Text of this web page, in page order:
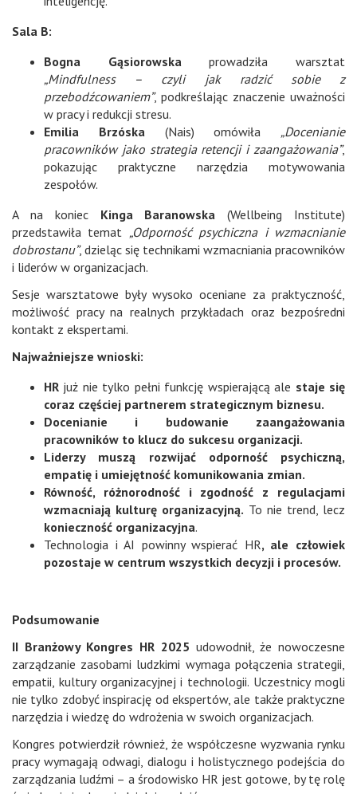
Sala B:
Bogna Gąsiorowska prowadziła warsztat
„Mindfulness – czyli jak radzić sobie z
przebodźcowaniem”, podkreślając znaczenie uważności
w pracy i redukcji stresu.
Emilia Brzóska (Nais) omówiła „Docenianie
pracowników jako strategia retencji i zaangażowania”,
pokazując praktyczne narzędzia motywowania
zespołów.
A na koniec Kinga Baranowska (Wellbeing Institute)
przedstawiła temat „Odporność psychiczna i wzmacnianie
dobrostanu”, dzieląc się technikami wzmacniania pracowników
i liderów w organizacjach.
Sesje warsztatowe były wysoko oceniane za praktyczność,
możliwość pracy na realnych przykładach oraz bezpośredni
kontakt z ekspertami.
Najważniejsze wnioski:
HR już nie tylko pełni funkcję wspierającą ale staje się
coraz częściej partnerem strategicznym biznesu.
Docenianie i budowanie zaangażowania
pracowników to klucz do sukcesu organizacji.
Liderzy muszą rozwijać odporność psychiczną,
empatię i umiejętność komunikowania zmian.
Równość, różnorodność i zgodność z regulacjami
wzmacniają kulturę organizacyjną. To nie trend, lecz
konieczność organizacyjna.
Technologia i AI powinny wspierać HR, ale człowiek
pozostaje w centrum wszystkich decyzji i procesów.
Podsumowanie
II Branżowy Kongres HR 2025 udowodnił, że nowoczesne
zarządzanie zasobami ludzkimi wymaga połączenia strategii,
empatii, kultury organizacyjnej i technologii. Uczestnicy mogli
nie tylko zdobyć inspirację od ekspertów, ale także praktyczne
narzędzia i wiedzę do wdrożenia w swoich organizacjach.
Kongres potwierdził również, że współczesne wyzwania rynku
pracy wymagają odwagi, dialogu i holistycznego podejścia do
zarządzania ludźmi – a środowisko HR jest gotowe, by tę rolę